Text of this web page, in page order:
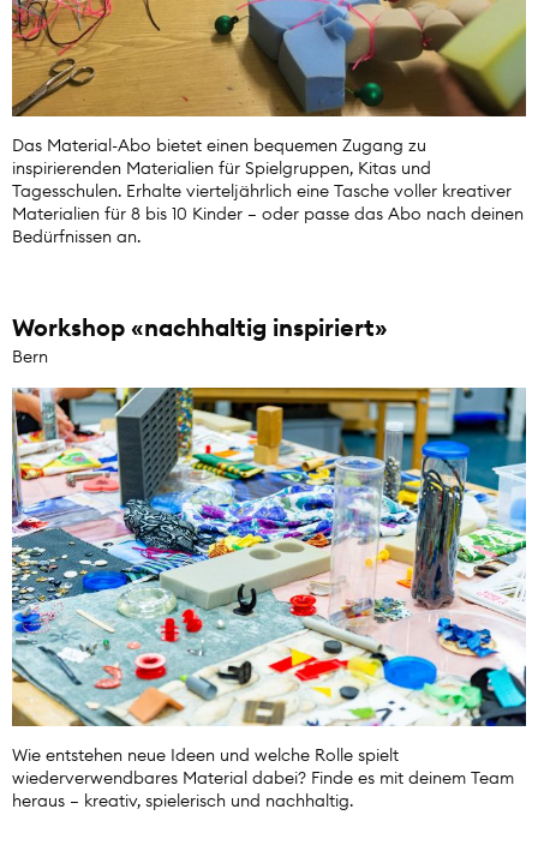
Das Material-Abo bietet einen bequemen Zugang zu
inspirierenden Materialien für Spielgruppen, Kitas und
Tagesschulen. Erhalte vierteljährlich eine Tasche voller kreativer
Materialien für 8 bis 10 Kinder – oder passe das Abo nach deinen
Bedürfnissen an.
Workshop «nachhaltig inspiriert»
Bern
Wie entstehen neue Ideen und welche Rolle spielt
wiederverwendbares Material dabei? Finde es mit deinem Team
heraus – kreativ, spielerisch und nachhaltig.